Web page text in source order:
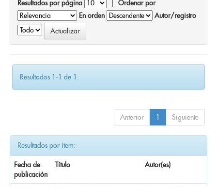
Resultados por página | Ordenar por
En orden
Autor/registro
Resultados 1-1 de 1.
Anterior 1 Siguiente
Resultados por ítem:
Fecha de
publicación
Título Autor(es)